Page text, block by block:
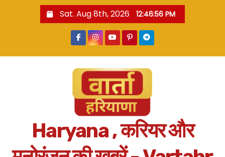
Sat. Aug 8th, 2026 12:46:57 PM
Haryana , करियर और